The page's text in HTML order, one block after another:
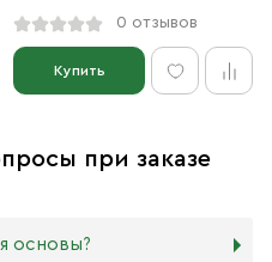
0 отзывов
Купить
при заказе
основы?